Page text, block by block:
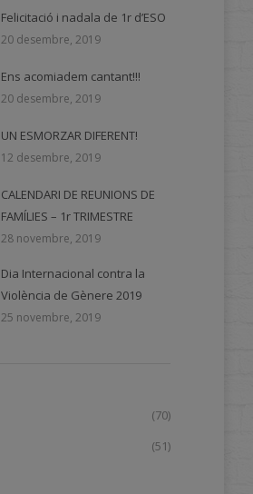
Felicitació i nadala de 1r d’ESO
20 desembre, 2019
Ens acomiadem cantant!!!
20 desembre, 2019
UN ESMORZAR DIFERENT!
12 desembre, 2019
CALENDARI DE REUNIONS DE
FAMÍLIES – 1r TRIMESTRE
28 novembre, 2019
Dia Internacional contra la
Violència de Gènere 2019
25 novembre, 2019
(70)
(51)